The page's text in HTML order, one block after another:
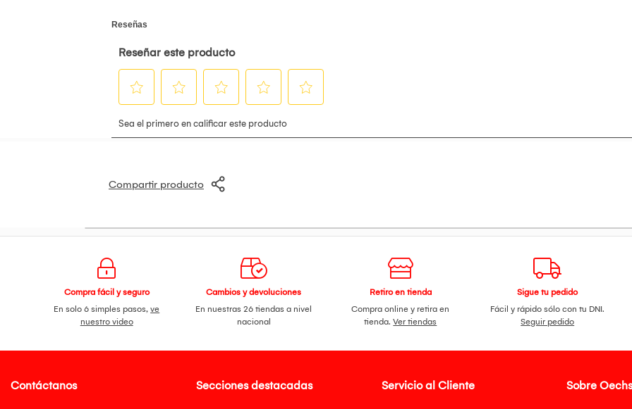
Impresora Brother MFC-L3760CDW
Compartir producto
Compra fácil y seguro
En solo 6 simples pasos,ve
nuestro video
Cambios y devoluciones
En nuestras 26 tiendas a nivel
nacional
Retiro en tienda
Compra online y retira en
tienda.Ver tiendas
Sigue tu pedido
Fácil y rápido sólo con tu DNI.
Seguir pedido
Secciones destacadas Servicio al Cliente Sobre
Contáctanos